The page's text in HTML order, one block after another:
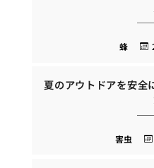
蜂
夏のアウトドアを安全
害虫